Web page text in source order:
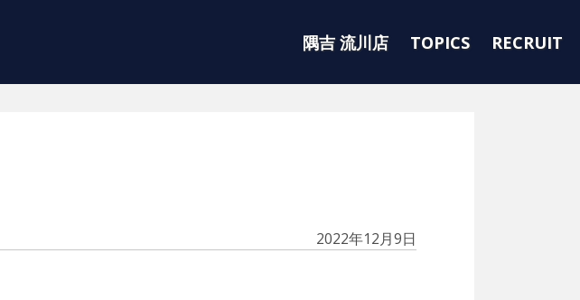
隅吉 流川店 TOPICS RECRUIT
2022年12月9日